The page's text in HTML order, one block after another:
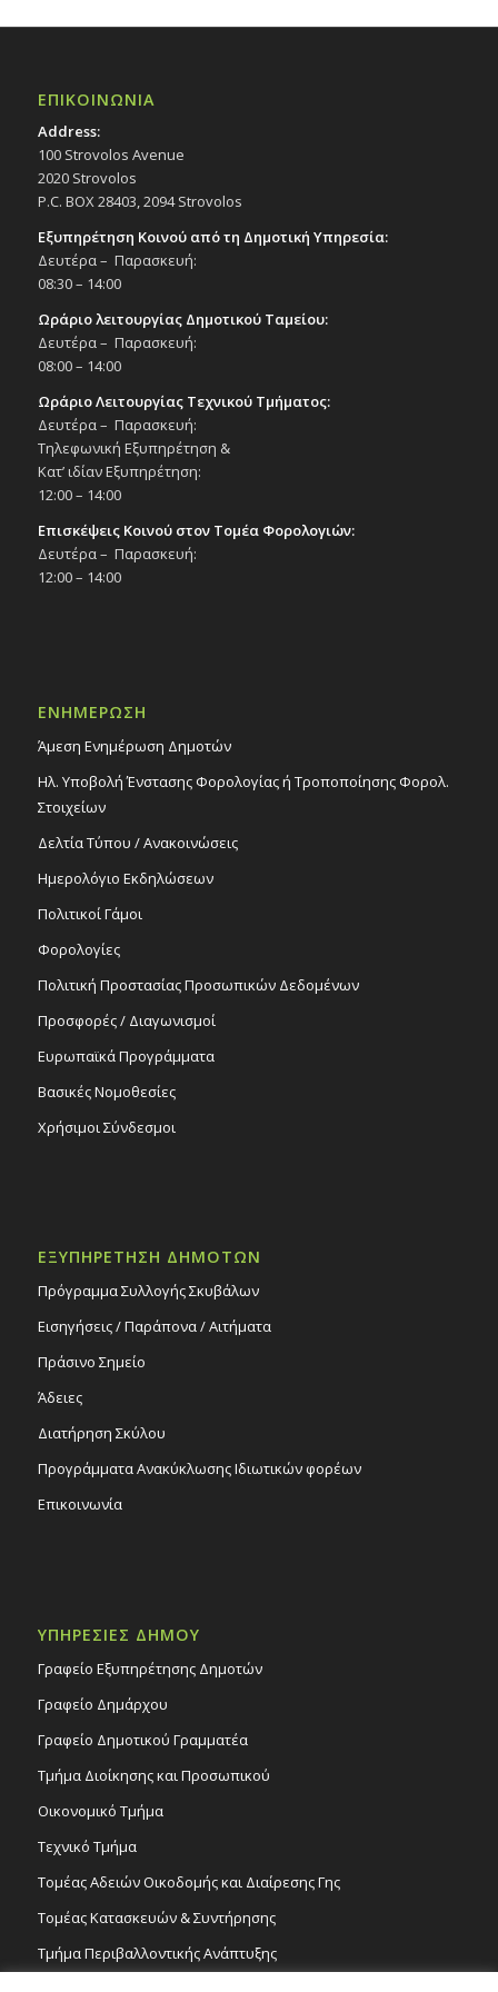
ΕΠΙΚΟΙΝΩΝΙΑ
Address:
100 Strovolos Avenue
2020 Strovolos
P.C. BOX 28403, 2094 Strovolos
Εξυπηρέτηση Κοινού από τη Δημοτική Υπηρεσία:
Δευτέρα – Παρασκευή:
08:30 – 14:00
Ωράριο λειτουργίας Δημοτικού Ταμείου:
Δευτέρα – Παρασκευή:
08:00 – 14:00
Ωράριο Λειτουργίας Τεχνικού Τμήματος:
Δευτέρα – Παρασκευή:
Τηλεφωνική Εξυπηρέτηση &
Κατ’ ιδίαν Εξυπηρέτηση:
12:00 – 14:00
Επισκέψεις Κοινού στον Τομέα Φορολογιών:
Δευτέρα – Παρασκευή:
12:00 – 14:00
ΕΝΗΜΕΡΩΣΗ
Άμεση Ενημέρωση Δημοτών
Ηλ. Υποβολή Ένστασης Φορολογίας ή Τροποποίησης Φορολ.
Στοιχείων
Δελτία Τύπου / Ανακοινώσεις
Ημερολόγιο Εκδηλώσεων
Πολιτικοί Γάμοι
Φορολογίες
Πολιτική Προστασίας Προσωπικών Δεδομένων
Προσφορές / Διαγωνισμοί
Ευρωπαϊκά Προγράμματα
Βασικές Νομοθεσίες
Χρήσιμοι Σύνδεσμοι
ΕΞΥΠΗΡΕΤΗΣΗ ΔΗΜΟΤΩΝ
Πρόγραμμα Συλλογής Σκυβάλων
Εισηγήσεις / Παράπονα / Αιτήματα
Πράσινο Σημείο
Άδειες
Διατήρηση Σκύλου
Προγράμματα Ανακύκλωσης Ιδιωτικών φορέων
Επικοινωνία
ΥΠΗΡΕΣΙΕΣ ΔΗΜΟΥ
Γραφείο Εξυπηρέτησης Δημοτών
Γραφείο Δημάρχου
Γραφείο Δημοτικού Γραμματέα
Τμήμα Διοίκησης και Προσωπικού
Οικονομικό Τμήμα
Τεχνικό Τμήμα
Τομέας Αδειών Οικοδομής και Διαίρεσης Γης
Τομέας Κατασκευών & Συντήρησης
Τμήμα Περιβαλλοντικής Ανάπτυξης